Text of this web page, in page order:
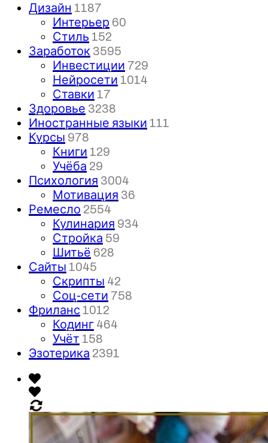
Дизайн 1187
Интерьер 60
Стиль 152
Заработок 3595
Инвестиции 729
Нейросети 1014
Ставки 17
Здоровье 3238
Иностранные языки 111
Курсы 978
Книги 129
Учёба 29
Психология 3004
Мотивация 36
Ремесло 2554
Кулинария 934
Стройка 59
Шитьё 628
Сайты 1045
Скрипты 42
Соц-сети 758
Фриланс 1012
Кодинг 464
Учёт 158
Эзотерика 2391